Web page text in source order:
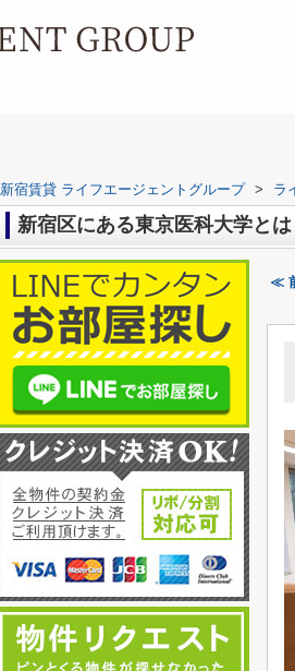
新宿賃貸 ライフエージェントグループ > ラ
新宿区にある東京医科大学と
≪